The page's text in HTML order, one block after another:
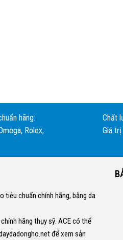
hãng:
Rolex,
Chất
Giá
tiêu chuẩn chính hãng, bằng da
hãng thụy sỹ. ACE có thể
để xem sản